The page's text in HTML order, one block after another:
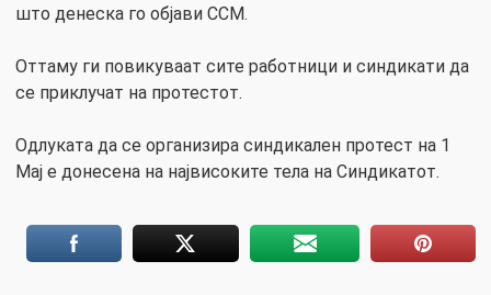
што денеска го објави ССМ.
Оттаму ги повикуваат сите работници и синдикати да
се приклучат на протестот.
Одлуката да се организира синдикален протест на 1
Мај е донесена на највисоките тела на Синдикатот.